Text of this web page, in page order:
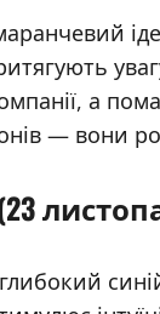
а
— вони